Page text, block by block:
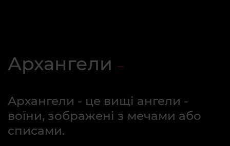
Архангели
Архангели - це вищі ангели -
воїни, зображені з мечами або
списами.